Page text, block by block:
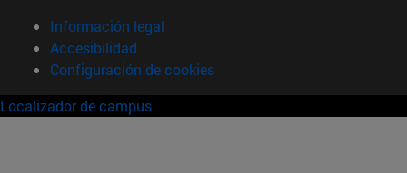
Información legal
Accesibilidad
Configuración de cookies
Localizador de campus